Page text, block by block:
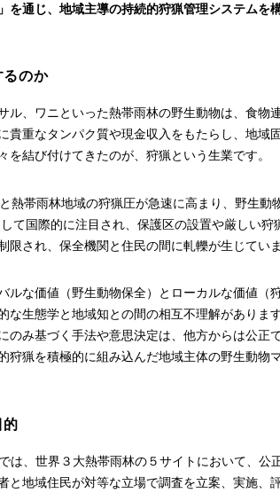
を通じ、地域主導の持続的狩猟管理システムを
るのか
ル、ワニといった熱帯雨林の野生動物は、食
貴重なタンパク質や現金収入をもたらし、地域
を結び付けてきたのが、狩猟という生業です。
熱帯雨林地域の狩猟圧が急速に高まり、野生
して国際的に注目され、保護区の設置や厳しい
限され、保全機関と住民の間に軋轢が生じていま
ルな価値（野生動物保全）とローカルな価値
な生態学と地域知との間の相互不理解があり
のみ基づく手法や意思決定は、他方からは公
狩猟を積極的に組み込んだ地域主体の野生動物
的
は、世界３大熱帯雨林の５サイトにおいて、
と地域住民が対等な立場で調査を立案、実施、